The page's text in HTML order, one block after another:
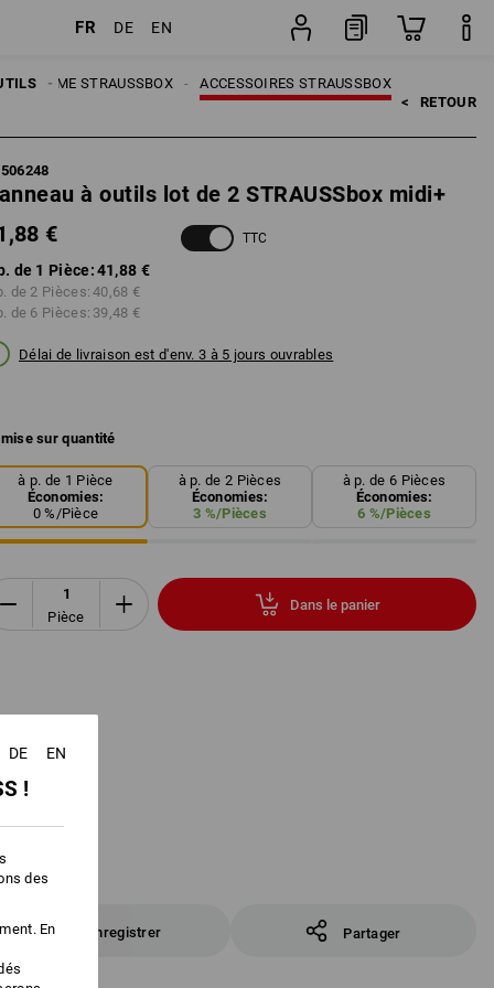
FR DE EN
ACCESSOIRES STRAUSSBOX
SYSTÈME STRAUSSBOX
< RETOUR
à outils lot de 2 STRAUSSbox midi+
€
TTC
de 1 Pièce:41,88 €
de 2 Pièces: 40,68 €
de 6 Pièces: 39,48 €
Délai de livraison est d'env. 3 à 5 jours ouvrables
sur quantité
à p. de 1 Pièce
Économies:
0%/Pièce
à p. de 2 Pièces
Économies:
3 %/Pièces
à p. de 6 Pièces
Économies:
6 %/Pièces
Pièce
Dans le panier
Enregistrer Partager
DE EN
!
des
En